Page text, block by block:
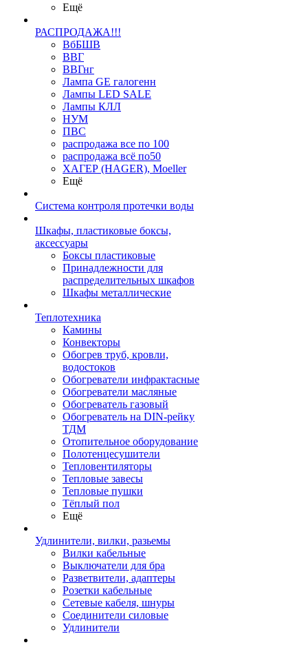
Ещё
РАСПРОДАЖА!!!
ВбБШВ
ВВГ
ВВГнг
Лампа GE галогенн
Лампы LED SALE
Лампы КЛЛ
НУМ
ПВС
распродажа все по 100
распродажа всё по50
ХАГЕР (HAGER), Moeller
Ещё
Система контроля протечки воды
Шкафы, пластиковые боксы,
аксессуары
Боксы пластиковые
Принадлежности для
распределительных шкафов
Шкафы металлические
Теплотехника
Камины
Конвекторы
Обогрев труб, кровли,
водостоков
Обогреватели инфрактасные
Обогреватели масляные
Обогреватель газовый
Обогреватель на DIN-рейку
ТДМ
Отопительное оборудование
Полотенцесушители
Тепловентиляторы
Тепловые завесы
Тепловые пушки
Тёплый пол
Ещё
Удлинители, вилки, разьемы
Вилки кабельные
Выключатели для бра
Разветвители, адаптеры
Розетки кабельные
Сетевые кабеля, шнуры
Соединители силовые
Удлинители